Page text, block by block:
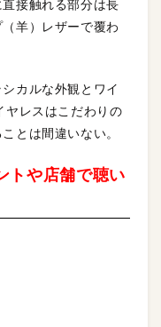
接触れる部分は長
羊）レザーで覆わ
カルな外観とワイ
ヤレスはこだわりの
とは間違いない。
トや店舗で聴い